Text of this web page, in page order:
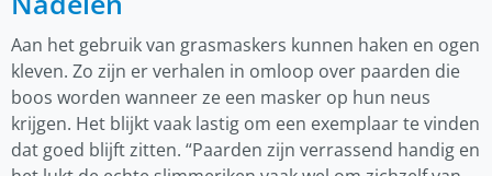
Aan het gebruik van grasmaskers kunnen haken en ogen
kleven. Zo zijn er verhalen in omloop over paarden die
boos worden wanneer ze een masker op hun neus
krijgen. Het blijkt vaak lastig om een exemplaar te vinden
dat goed blijft zitten. “Paarden zijn verrassend handig en